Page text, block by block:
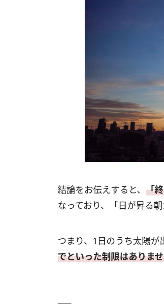
結論をお伝えすると、 「
なっており、「日が昇る
つまり、1日のうち太陽が
でといった制限はありま